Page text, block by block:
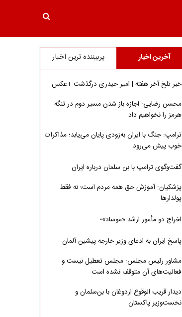
آخرین اخبار پربیننده ترین اخبار
خبر تلخ آخر هفته | امیر حیدری درگذشت +عکس
محسن رضایی: اجازه باز شدن مسیر دوم در تنگه
هرمز را نخواهیم داد
ترامپ: جنگ با ایران به‌زودی پایان می‌یابد؛ مذاکرات
خوب پیش می‌رود
گفت‌وگوی ترامپ با بن سلمان درباره ایران
پزشکیان: آموزش حق همه مردم است؛ نه فقط
پولدارها
اخراج دو مأمور ارشد «موساد»؛
پاسخ ایران به ادعای وزیر خارجه پیشین آلمان
مشاور رئیس مجلس: مجلس تعطیل نیست و
فعالیت‌های آن متوقف نشده است
دیدار قریب الوقوع اردوغان با بن‌سلمان و
نخست‌وزیر پاکستان